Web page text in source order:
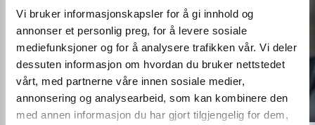
Vi bruker informasjonskapsler for å gi innhold og
annonser et personlig preg, for å levere sosiale
mediefunksjoner og for å analysere trafikken vår. Vi deler
dessuten informasjon om hvordan du bruker nettstedet
vårt, med partnerne våre innen sosiale medier,
annonsering og analysearbeid, som kan kombinere den
med annen informasjon du har gjort tilgjengelig for dem,